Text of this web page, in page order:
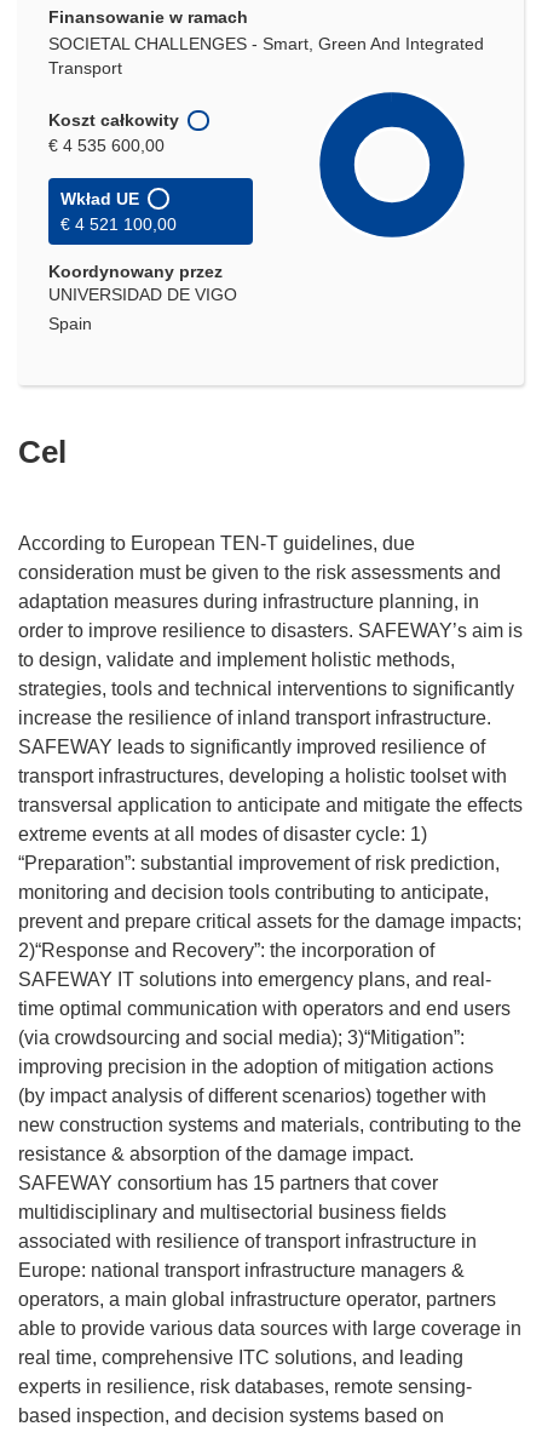
Finansowanie w ramach
SOCIETAL CHALLENGES - Smart, Green And Integrated
Transport
Koszt całkowity
€ 4 535 600,00
Wkład UE
€ 4 521 100,00
Koordynowany przez
UNIVERSIDAD DE VIGO
Spain
Cel
According to European TEN-T guidelines, due
consideration must be given to the risk assessments and
adaptation measures during infrastructure planning, in
order to improve resilience to disasters. SAFEWAY’s aim is
to design, validate and implement holistic methods,
strategies, tools and technical interventions to significantly
increase the resilience of inland transport infrastructure.
SAFEWAY leads to significantly improved resilience of
transport infrastructures, developing a holistic toolset with
transversal application to anticipate and mitigate the effects
extreme events at all modes of disaster cycle: 1)
“Preparation”: substantial improvement of risk prediction,
monitoring and decision tools contributing to anticipate,
prevent and prepare critical assets for the damage impacts;
2)“Response and Recovery”: the incorporation of
SAFEWAY IT solutions into emergency plans, and real-
time optimal communication with operators and end users
(via crowdsourcing and social media); 3)“Mitigation”:
improving precision in the adoption of mitigation actions
(by impact analysis of different scenarios) together with
new construction systems and materials, contributing to the
resistance & absorption of the damage impact.
SAFEWAY consortium has 15 partners that cover
multidisciplinary and multisectorial business fields
associated with resilience of transport infrastructure in
Europe: national transport infrastructure managers &
operators, a main global infrastructure operator, partners
able to provide various data sources with large coverage in
real time, comprehensive ITC solutions, and leading
experts in resilience, risk databases, remote sensing-
based inspection, and decision systems based on